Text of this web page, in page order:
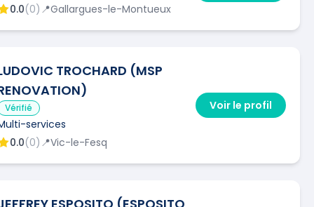
0.0(0) 📍Gallargues-le-Montueux
TROCHARD (MSP
Vérifié
services
0.0(0) 📍Vic-le-Fesq
Voir le profil